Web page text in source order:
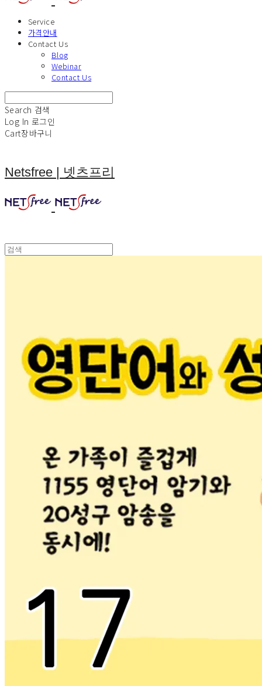
Service
가격안내
Contact Us
Blog
Webinar
Contact Us
Search 검색
Log In 로그인
Cart장바구니
Netsfree | 넷츠프리